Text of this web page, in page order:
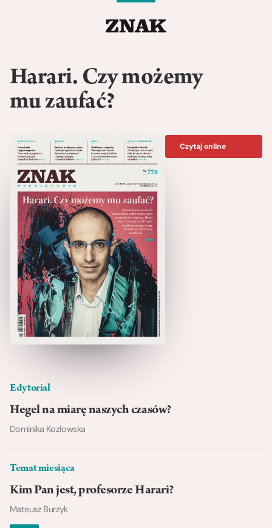
Harari. Czy możemy
mu zaufać?
Edytorial
Hegel na miarę naszych czasów?
Dominika Kozłowska
Temat miesiąca
Kim Pan jest, profesorze Harari?
Mateusz Burzyk
Czytaj online